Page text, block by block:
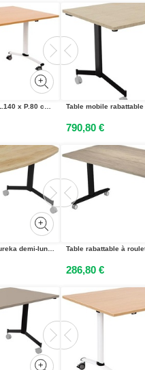
Table mobile rabattable - L.140 x P.80 cm - Plateau Hêtre - Pieds Blanc
790,80 €
Table mobile rabattable Eureka demi-lune - L.160 x P.80 cm - Plateau Chêne Nebraska - Pieds Noir
286,80 €